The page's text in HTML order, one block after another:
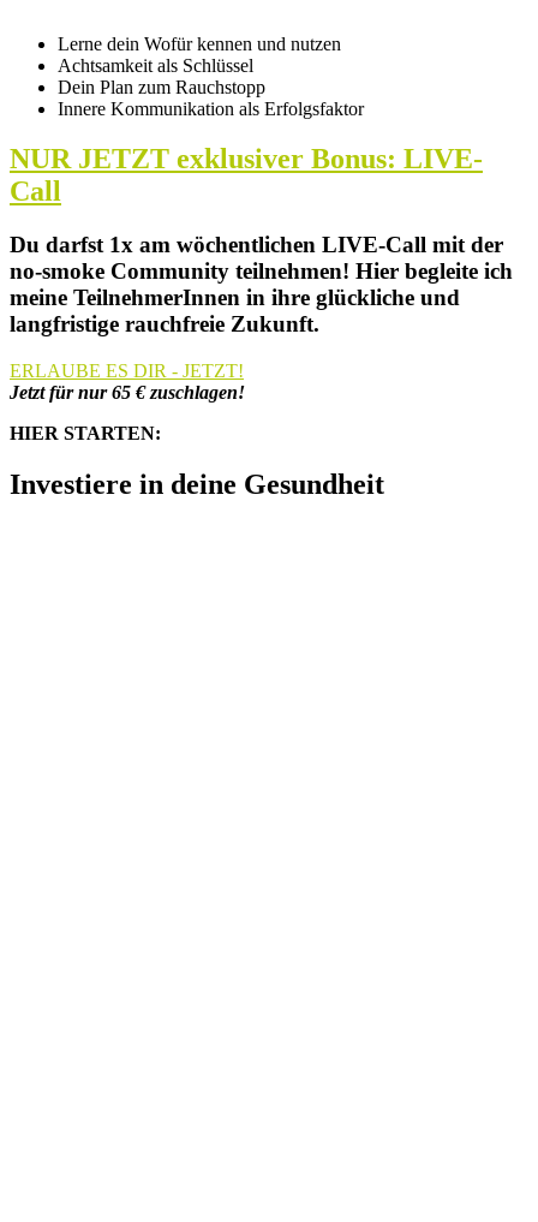
Lerne dein Wofür kennen und nutzen
Achtsamkeit als Schlüssel
Dein Plan zum Rauchstopp
Innere Kommunikation als Erfolgsfaktor
NUR JETZT exklusiver Bonus: LIVE-
Call
Du darfst 1x am wöchentlichen LIVE-Call mit der
no-smoke Community teilnehmen! Hier begleite ich
meine TeilnehmerInnen in ihre glückliche und
langfristige rauchfreie Zukunft.
ERLAUBE ES DIR - JETZT!
Jetzt für nur 65 € zuschlagen!
HIER STARTEN:
Investiere in deine Gesundheit